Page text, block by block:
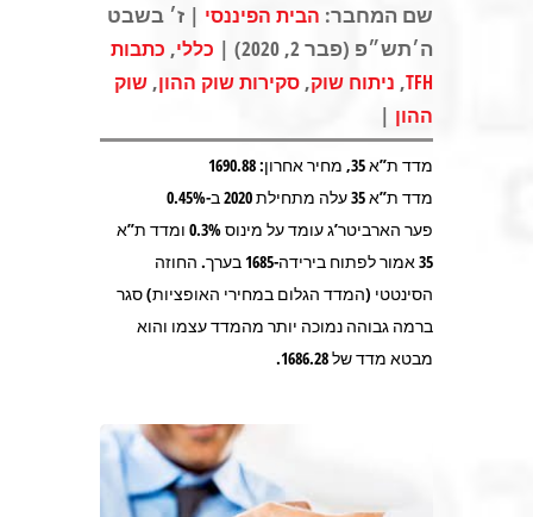
שם המחבר: הבית הפיננסי | ז׳ בשבט
ה׳תש״פ (פבר 2, 2020) |
כללי, כתבות
TFH
, ניתוח שוק, סקירות שוק ההון, שוק
ההון |
מדד ת”א 35, מחיר אחרון: 1690.88
מדד ת”א 35 עלה מתחילת 2020 ב-0.45%
פער הארביטר’ג עומד על מינוס 0.3% ומדד ת”א
35 אמור לפתוח בירידה-1685 בערך. החוזה
הסינטטי (המדד הגלום במחירי האופציות) סגר
ברמה גבוהה נמוכה יותר מהמדד עצמו והוא
מבטא מדד של 1686.28.